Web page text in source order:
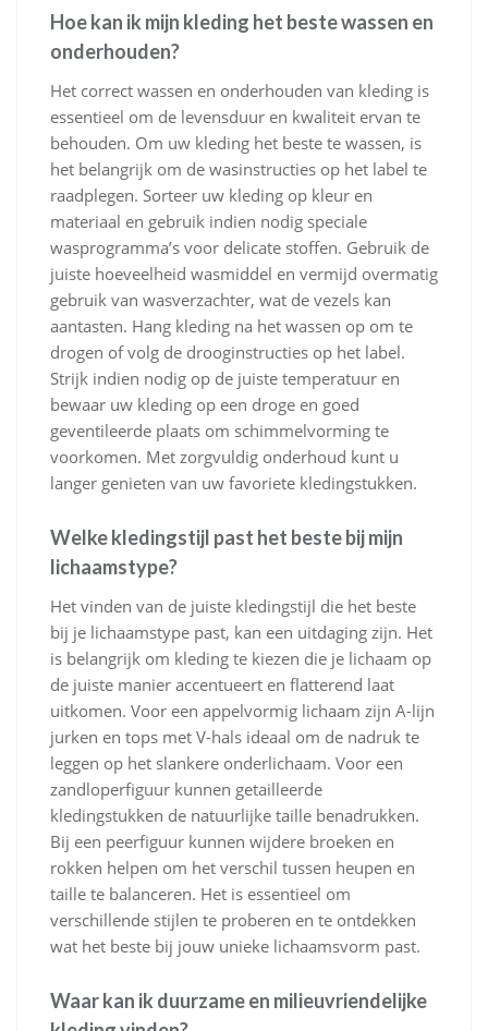
Hoe kan ik mijn kleding het beste wassen en
onderhouden?
Het correct wassen en onderhouden van kleding is
essentieel om de levensduur en kwaliteit ervan te
behouden. Om uw kleding het beste te wassen, is
het belangrijk om de wasinstructies op het label te
raadplegen. Sorteer uw kleding op kleur en
materiaal en gebruik indien nodig speciale
wasprogramma’s voor delicate stoffen. Gebruik de
juiste hoeveelheid wasmiddel en vermijd overmatig
gebruik van wasverzachter, wat de vezels kan
aantasten. Hang kleding na het wassen op om te
drogen of volg de drooginstructies op het label.
Strijk indien nodig op de juiste temperatuur en
bewaar uw kleding op een droge en goed
geventileerde plaats om schimmelvorming te
voorkomen. Met zorgvuldig onderhoud kunt u
langer genieten van uw favoriete kledingstukken.
Welke kledingstijl past het beste bij mijn
lichaamstype?
Het vinden van de juiste kledingstijl die het beste
bij je lichaamstype past, kan een uitdaging zijn. Het
is belangrijk om kleding te kiezen die je lichaam op
de juiste manier accentueert en flatterend laat
uitkomen. Voor een appelvormig lichaam zijn A-lijn
jurken en tops met V-hals ideaal om de nadruk te
leggen op het slankere onderlichaam. Voor een
zandloperfiguur kunnen getailleerde
kledingstukken de natuurlijke taille benadrukken.
Bij een peerfiguur kunnen wijdere broeken en
rokken helpen om het verschil tussen heupen en
taille te balanceren. Het is essentieel om
verschillende stijlen te proberen en te ontdekken
wat het beste bij jouw unieke lichaamsvorm past.
Waar kan ik duurzame en milieuvriendelijke